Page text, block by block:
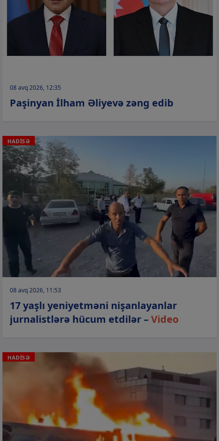
08 avq 2026, 12:35
Paşinyan İlham Əliyevə zəng edib
HADİSƏ
08 avq 2026, 11:53
17 yaşlı yeniyetməni nişanlayanlar
jurnalistlərə hücum etdilər –Video
HADİSƏ